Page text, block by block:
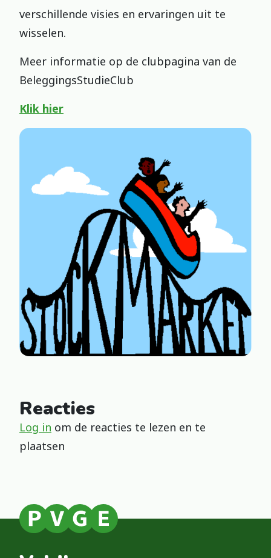
verschillende visies en ervaringen uit te
wisselen.
Meer informatie op de clubpagina van de
BeleggingsStudieClub
Klik hier
Reacties
Log in om de reacties te lezen en te
plaatsen